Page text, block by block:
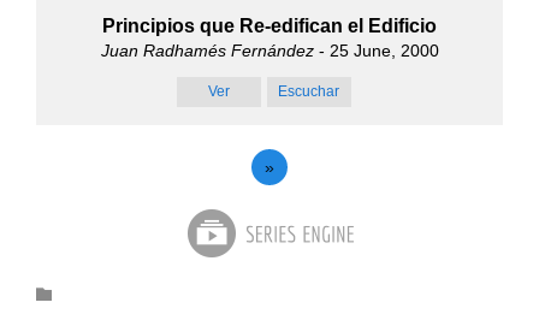
Principios que Re-edifican el Edificio
Juan Radhamés Fernández- 25 June, 2000
Ver Escuchar
»
